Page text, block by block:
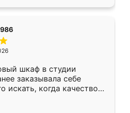
шкаф в студии
заказывала себе
искать, когда качеством
Служит кухня уже почти
нет.